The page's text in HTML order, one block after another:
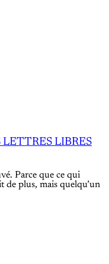
LIBRES
Parce que ce qui
de plus, mais quelqu’un